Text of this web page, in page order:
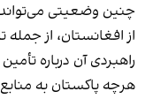
چنین وضعیتی می‌تواند
از افغانستان، از
راهبردی آن درباره
هرچه پاکستان به